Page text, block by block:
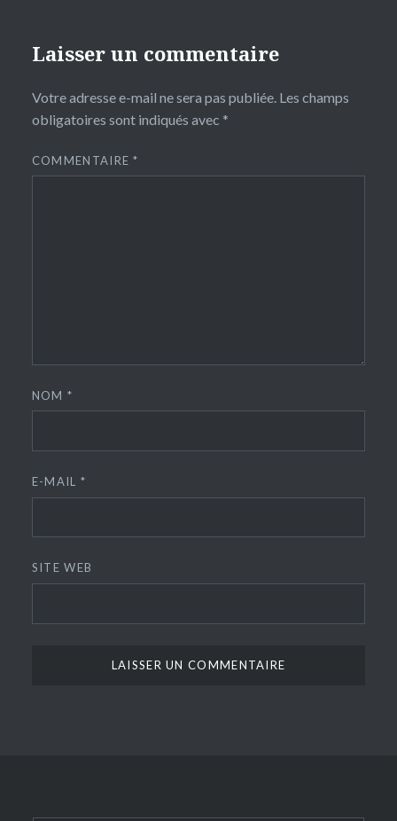
Laisser un commentaire
Votre adresse e-mail ne sera pas publiée. Les champs
obligatoires sont indiqués avec *
COMMENTAIRE*
NOM*
E-MAIL *
SITE WEB